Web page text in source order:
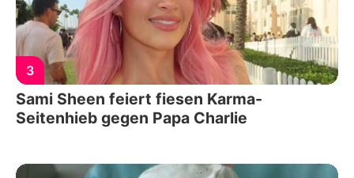
3
Sami Sheen feiert fiesen Karma-
Seitenhieb gegen Papa Charlie